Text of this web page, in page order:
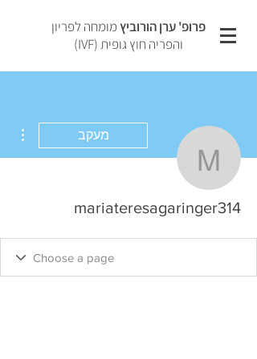
פרופ' ערן הורוביץ מומחה לפריון
והפריה חוץ גופית (IVF)
מעקב
mariateresagaringer314